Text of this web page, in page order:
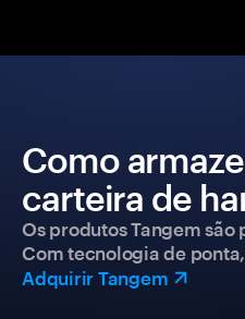
Como
carteira de
Os produtos Tangem
Com tecnologia de
Adquirir Tangem